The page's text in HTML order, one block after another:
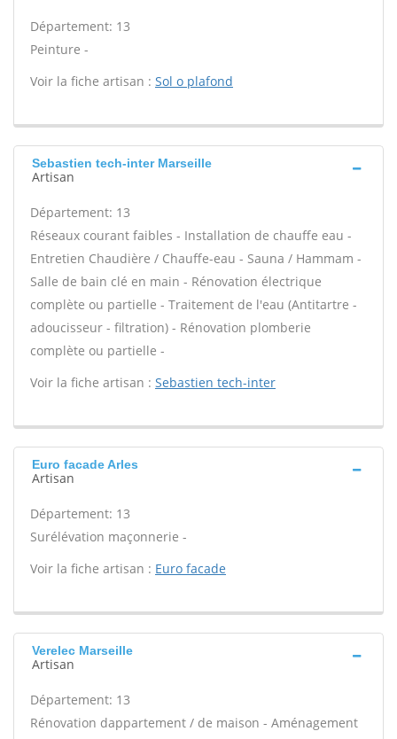
Département: 13
Peinture -
Voir la fiche artisan : Sol o plafond
Sebastien tech-inter Marseille
Artisan
Département: 13
Réseaux courant faibles - Installation de chauffe eau -
Entretien Chaudière / Chauffe-eau - Sauna / Hammam -
Salle de bain clé en main - Rénovation électrique
complète ou partielle - Traitement de l'eau (Antitartre -
adoucisseur - filtration) - Rénovation plomberie
complète ou partielle -
Voir la fiche artisan : Sebastien tech-inter
Euro facade Arles
Artisan
Département: 13
Surélévation maçonnerie -
Voir la fiche artisan : Euro facade
Verelec Marseille
Artisan
Département: 13
Rénovation dappartement / de maison - Aménagement